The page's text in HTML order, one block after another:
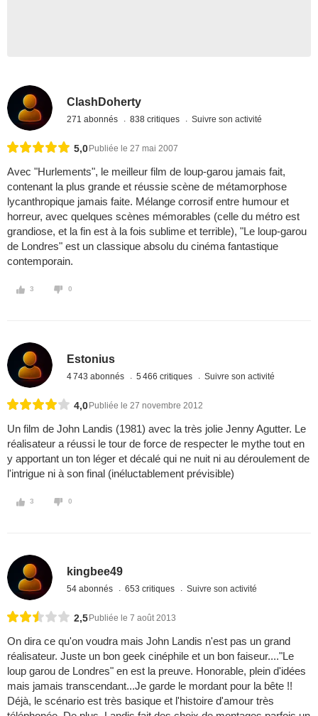
ClashDoherty
271 abonnés 838 critiques Suivre son activité
5,0 Publiée le 27 mai 2007
Avec "Hurlements", le meilleur film de loup-garou jamais fait,
contenant la plus grande et réussie scène de métamorphose
lycanthropique jamais faite. Mélange corrosif entre humour et
horreur, avec quelques scènes mémorables (celle du métro est
grandiose, et la fin est à la fois sublime et terrible), "Le loup-garou
de Londres" est un classique absolu du cinéma fantastique
contemporain.
3 0
Estonius
4 743 abonnés 5 466 critiques Suivre son activité
4,0 Publiée le 27 novembre 2012
Un film de John Landis (1981) avec la très jolie Jenny Agutter. Le
réalisateur a réussi le tour de force de respecter le mythe tout en
y apportant un ton léger et décalé qui ne nuit ni au déroulement de
l'intrigue ni à son final (inéluctablement prévisible)
3 0
kingbee49
54 abonnés 653 critiques Suivre son activité
2,5 Publiée le 7 août 2013
On dira ce qu'on voudra mais John Landis n'est pas un grand
réalisateur. Juste un bon geek cinéphile et un bon faiseur...."Le
loup garou de Londres" en est la preuve. Honorable, plein d'idées
mais jamais transcendant...Je garde le mordant pour la bête !!
Déjà, le scénario est très basique et l'histoire d'amour très